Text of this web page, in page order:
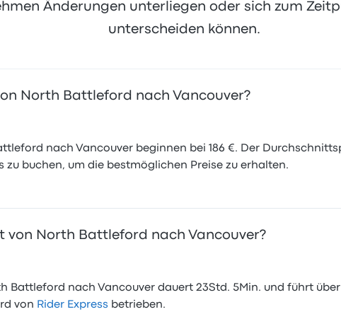
Änderungen unterliegen oder sich zum
unterscheiden können.
North Battleford nach Vancouver?
nach Vancouver beginnen bei 186 €. Der
zu buchen, um die bestmöglichen Preise zu erhalten.
von North Battleford nach Vancouver?
nach Vancouver dauert 23Std. 5Min. und führt über
von Rider Express betrieben.